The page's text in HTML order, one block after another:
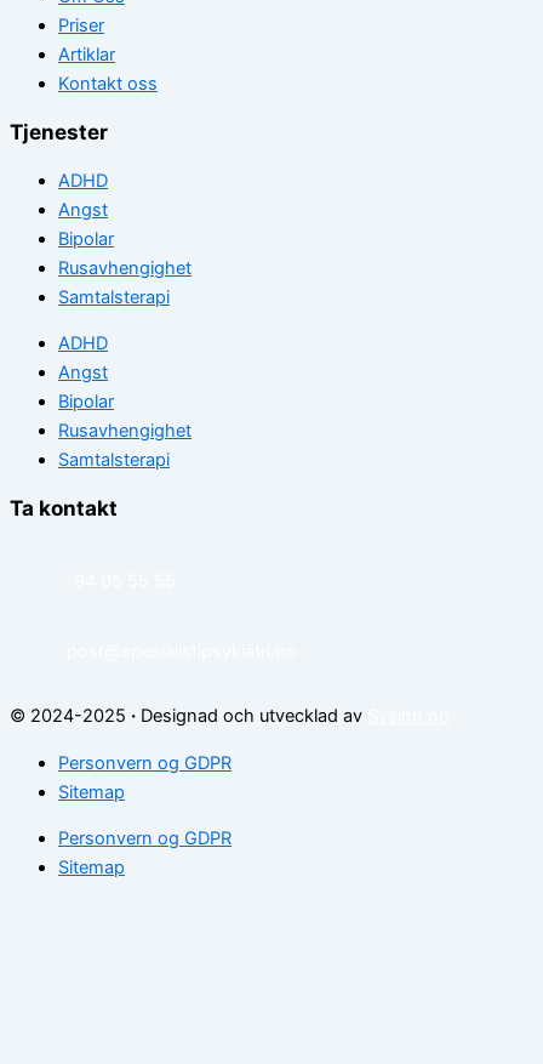
Priser
Artiklar
Kontakt oss
Tjenester
ADHD
Angst
Bipolar
Rusavhengighet
Samtalsterapi
ADHD
Angst
Bipolar
Rusavhengighet
Samtalsterapi
Ta kontakt
© 2024-2025 · Designad och utvecklad av
Personvern og GDPR
Sitemap
Personvern og GDPR
Sitemap